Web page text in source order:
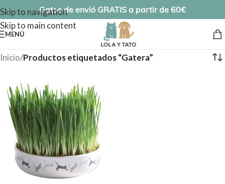
Skip to navigation
Skip to main content
Gatos de envió GRATIS a partir de 60€
MENÚ
Inicio/Productos etiquetados “Gatera”